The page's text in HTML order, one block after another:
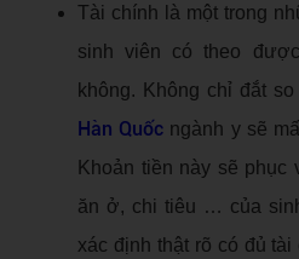
Tài chính là một trong
sinh viên có theo
không. Không chỉ đắt
Hàn Quốc ngành y sẽ
Khoản tiền này sẽ phục
ăn ở, chi tiêu … của
xác định thật rõ có đủ